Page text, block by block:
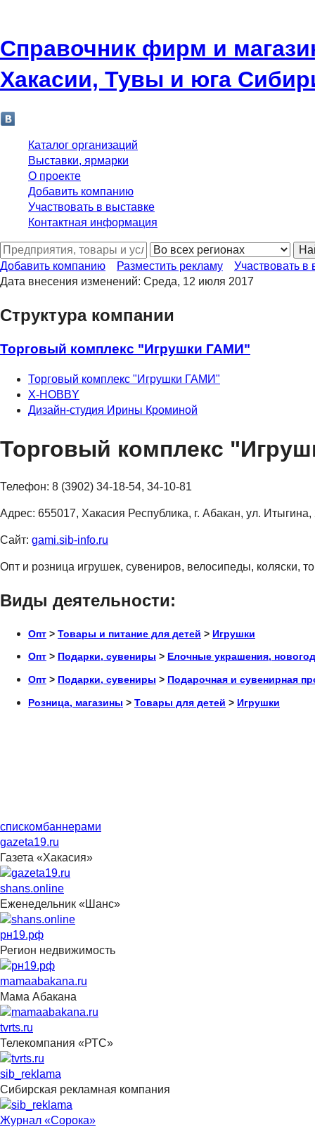
Справочник фирм и
Хакасии, Тувы и юга
Каталог организаций
Выставки, ярмарки
О проекте
Добавить компанию
Участвовать в выставке
Контактная информация
Добавить компанию
Разместить рекламу
Участвовать в
Дата внесения изменений: Среда, 12 июля 2017
Структура компании
Торговый комплекс "Игрушки ГАМИ"
Торговый комплекс "Игрушки ГАМИ"
X-HOBBY
Дизайн-студия Ирины Кроминой
Торговый комплекс
Телефон: 8 (3902) 34-18-54, 34-10-81
Адрес: 655017, Хакасия Республика, г. Абакан, ул.
Сайт: gami.sib-info.ru
Опт и розница игрушек, сувениров, велосипеды, коляски,
Виды деятельности:
Опт > Товары и питание для детей > Игрушки
Опт > Подарки, сувениры > Елочные украшения,
Опт > Подарки, сувениры > Подарочная и сувенирная
Розница, магазины > Товары для детей > Игрушки
спискомбаннерами
gazeta19.ru
Газета «Хакасия»
shans.online
Еженедельник «Шанс»
рн19.рф
Регион недвижимость
mamaabakana.ru
Мама Абакана
tvrts.ru
Телекомпания «РТС»
sib_reklama
Сибирская рекламная компания
Журнал «Сорока»